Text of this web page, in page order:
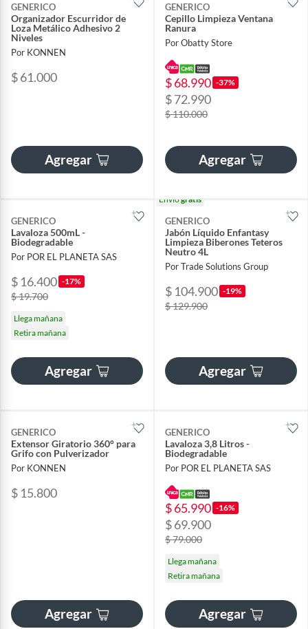
GENERICO
Organizador Escurridor de
Loza Metálico Adhesivo 2
Niveles
Por KONNEN
$ 61.000
Agregar
GENERICO
Cepillo Limpieza Ventana
Ranura
Por Obatty Store
$ 68.990 -37%
$ 72.990
$ 110.000
Agregar
GENERICO
Lavaloza 500mL -
Biodegradable
Por POR EL PLANETA SAS
$ 16.400 -17%
$ 19.700
Llega mañana
Retira mañana
Agregar
Envíogratis
GENERICO
Jabón Líquido Enfantasy
Limpieza Biberones Teteros
Neutro 4L
Por Trade Solutions Group
$ 104.900 -19%
$ 129.900
Agregar
GENERICO
Extensor Giratorio 360° para
Grifo con Pulverizador
Por KONNEN
$ 15.800
Agregar
GENERICO
Lavaloza 3,8 Litros -
Biodegradable
Por POR EL PLANETA SAS
$ 65.990 -16%
$ 69.900
$ 79.000
Llega mañana
Retira mañana
Agregar